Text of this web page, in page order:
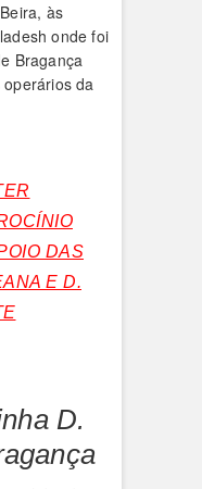
às
onde foi
Bragança
da
DAS
E D.
D.